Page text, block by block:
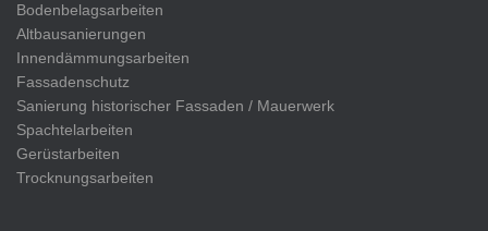
Bodenbelagsarbeiten
Altbausanierungen
Innendämmungsarbeiten
Fassadenschutz
Sanierung historischer Fassaden / Mauerwerk
Spachtelarbeiten
Gerüstarbeiten
Trocknungsarbeiten